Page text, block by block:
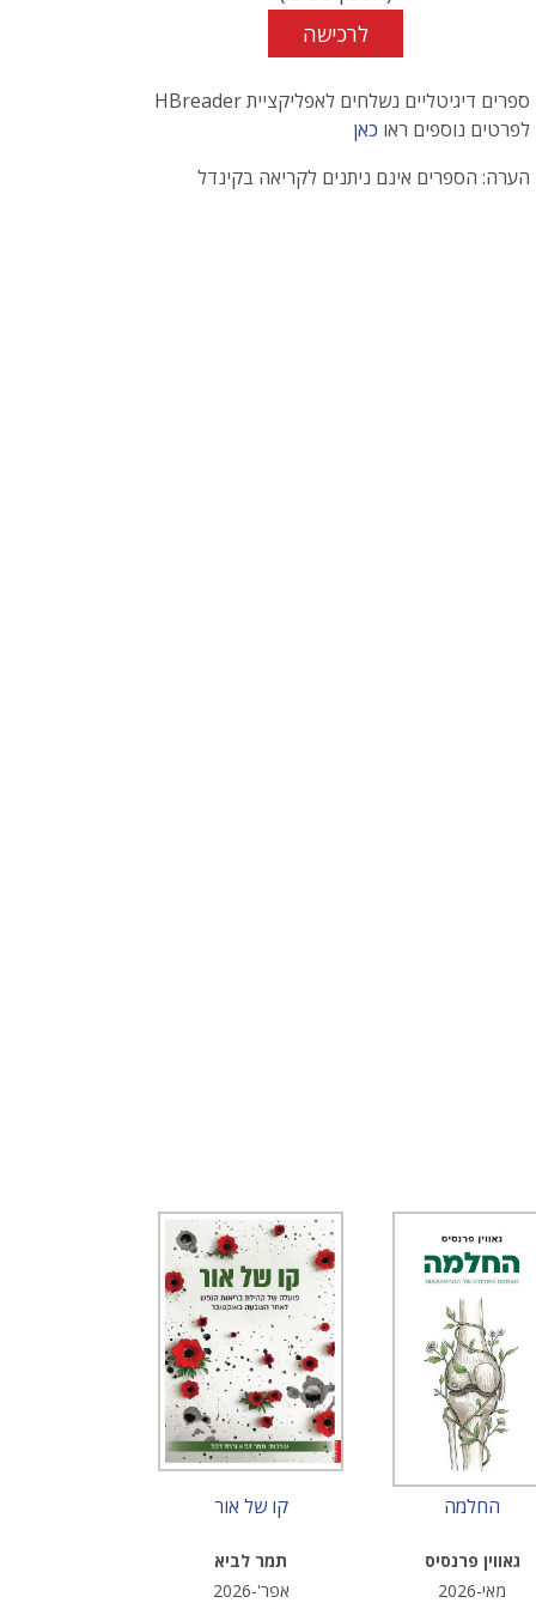
לרכישה
ספרים דיגיטליים נשלחים לאפליקציית HBreader
לפרטים נוספים ראו כאן
הערה: הספרים אינם ניתנים לקריאה בקינדל
החלמה
גאווין פרנסיס
מאי-2026
קו של אור
תמר לביא
אפר'-2026